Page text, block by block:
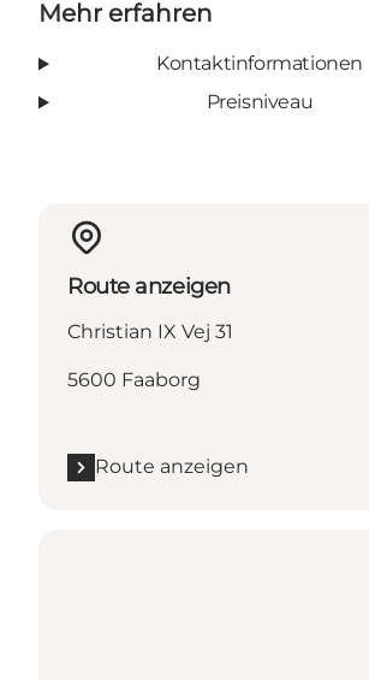
Mehr erfahren
Kontaktinformationen
Preisniveau
Route anzeigen
Christian IX Vej 31
5600 Faaborg
Route anzeigen